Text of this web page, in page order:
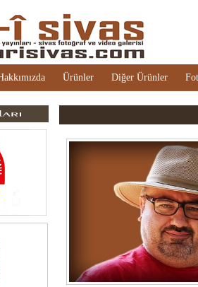
Ürünler Diğer Ürünler